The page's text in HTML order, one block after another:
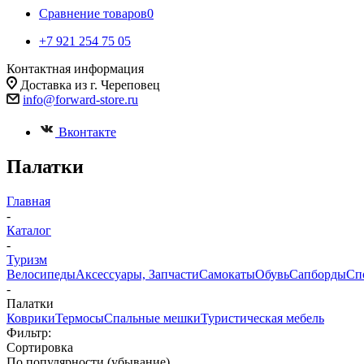
Сравнение товаров0
+7 921 254 75 05
Контактная информация
Доставка из г. Череповец
info@forward-store.ru
Вконтакте
Палатки
Главная
-
Каталог
-
Туризм
ВелосипедыАксессуары, ЗапчастиСамокатыОбувьСапборды
-
Палатки
КоврикиТермосыСпальные мешкиТуристическая мебель
Фильтр:
Сортировка